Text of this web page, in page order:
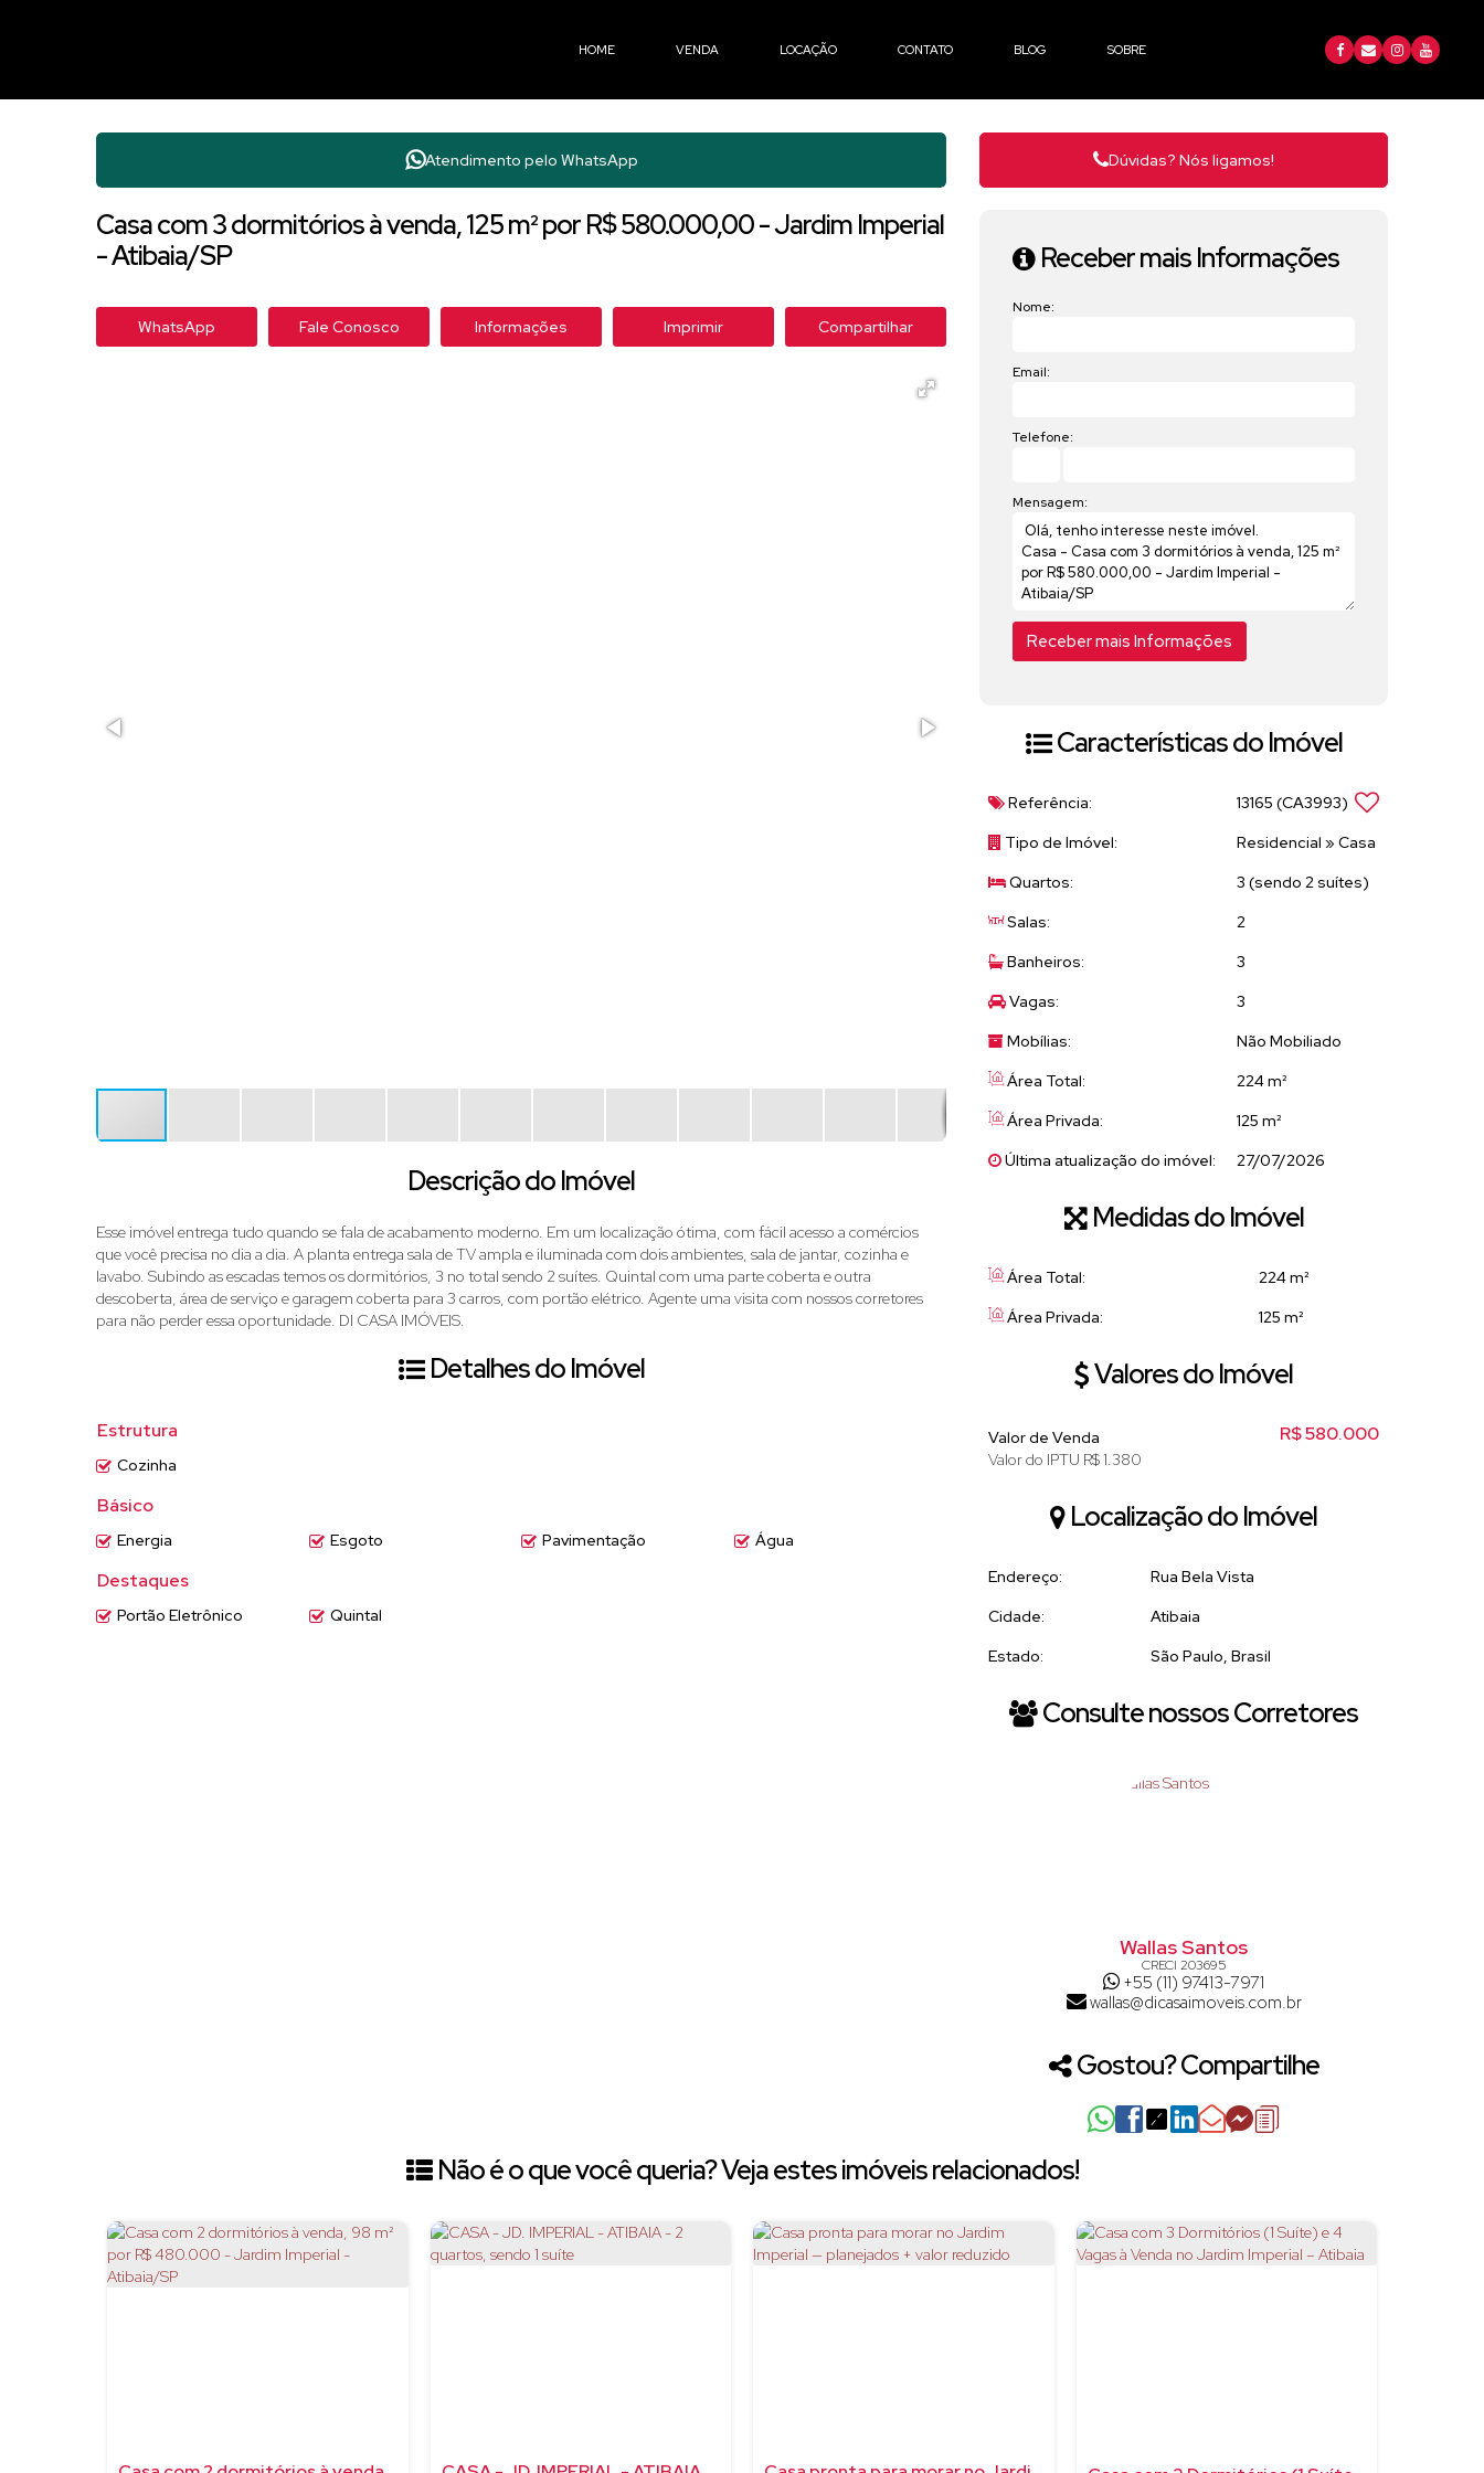
CONTATO BLOG SOBRE
LOCAÇÃO
VENDA
HOME
Atendimento pelo WhatsApp
Casa com 3 dormitórios à venda, 125 m² por R$ 580.000,00 - Jardim Imperial
- Atibaia/SP
WhatsApp Fale Conosco Informações Imprimir Compartilhar
Descrição do Imóvel
Esse imóvel entrega tudo quando se fala de acabamento moderno. Em um localização ótima, com fácil acesso a comércios
que você precisa no dia a dia. A planta entrega sala de TV ampla e iluminada com dois ambientes, sala de jantar, cozinha e
lavabo. Subindo as escadas temos os dormitórios, 3 no total sendo 2 suítes. Quintal com uma parte coberta e outra
descoberta, área de serviço e garagem coberta para 3 carros, com portão elétrico. Agente uma visita com nossos corretores
para não perder essa oportunidade. DI CASA IMÓVEIS.
Detalhes do Imóvel
Estrutura
Cozinha
Básico
Energia Esgoto Pavimentação Água
Destaques
Portão Eletrônico Quintal
Dúvidas? Nós ligamos!
Receber mais Informações
Nome:
Email:
Telefone:
Mensagem:
Características do Imóvel
Referência: 13165 (CA3993)
Tipo de Imóvel:
Residencial » Casa
Quartos:
3 (sendo 2 suítes)
Salas:
2
Banheiros:
3
Vagas:
3
Mobílias:
Não Mobiliado
Área Total:
224 m²
Área Privada:
125 m²
Última atualização do imóvel:
27/07/2026
Medidas do Imóvel
Área Total:
224 m²
Área Privada:
125 m²
Valores do Imóvel
R$580.000
Valor de Venda
Valor do IPTU R$1.380
Localização do Imóvel
Endereço:
Rua Bela Vista
Cidade:
Atibaia
Estado:
São Paulo, Brasil
Consulte nossos Corretores
Wallas Santos
CRECI 203695
+55 (11) 97413-7971
wallas@dicasaimoveis.com.br
Gostou? Compartilhe
Não é o que você queria? Veja estes imóveis relacionados!